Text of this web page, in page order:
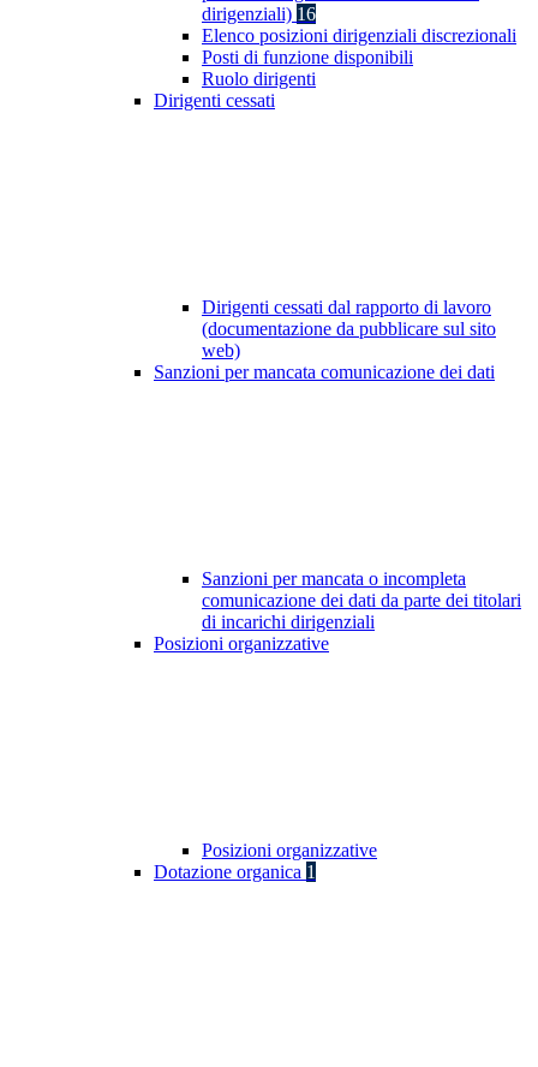
dirigenziali) 16
Elenco posizioni dirigenziali discrezionali
Posti di funzione disponibili
Ruolo dirigenti
Dirigenti cessati
Dirigenti cessati dal rapporto di lavoro
(documentazione da pubblicare sul sito
web)
Sanzioni per mancata comunicazione dei dati
Sanzioni per mancata o incompleta
comunicazione dei dati da parte dei titolari
di incarichi dirigenziali
Posizioni organizzative
Posizioni organizzative
Dotazione organica 1